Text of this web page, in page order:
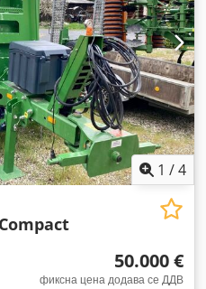
1 /4
50.000 €
фиксна цена додава се ДДВ